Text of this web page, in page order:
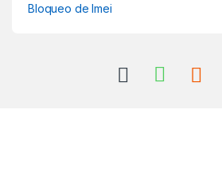
Bloqueo de Imei